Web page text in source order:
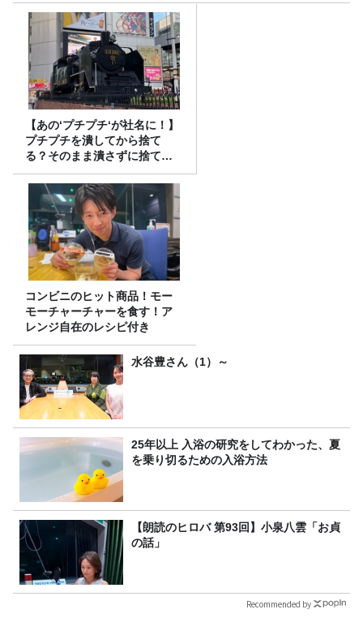
【あの‘プチプチ‘が社名に！】
プチプチを潰してから捨て
る？そのまま潰さずに捨て
る？
コンビニのヒット商品！モー
モーチャーチャーを食す！ア
レンジ自在のレシピ付き
水谷豊さん（1）～
25年以上 入浴の研究をしてわかった、夏
を乗り切るための入浴方法
【朗読のヒロバ 第93回】小泉八雲「お貞
の話」
Recommended by